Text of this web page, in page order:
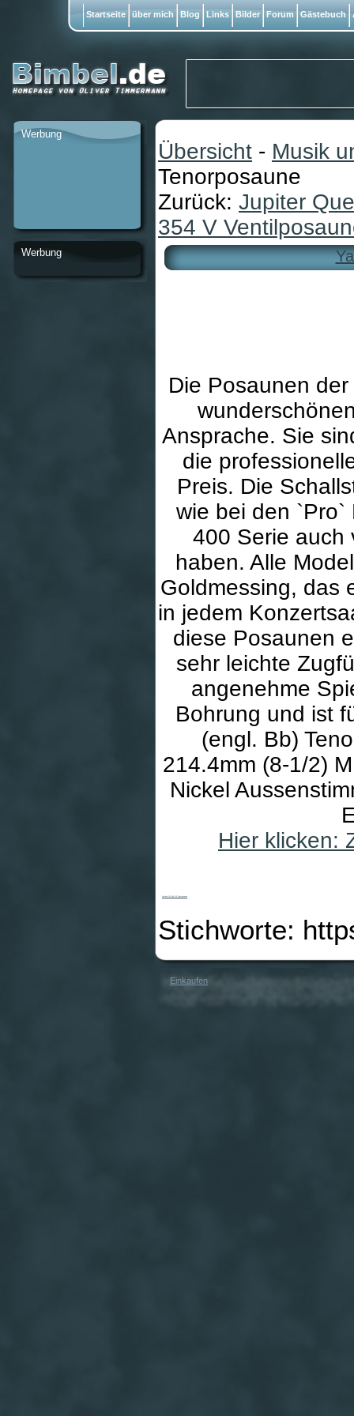
Übersicht - Musik
Tenorposaune
Zurück: Jupiter
354 V
Die Posaunen
Ansprache. Sie
die
Preis. Die
wie bei den
400 Serie auch
haben. Alle
Goldmessing, das
in jedem
diese Posaunen
sehr leichte
angenehme
Bohrung und ist
(engl. Bb)
214.4mm (8-1/2)
Nickel
Hier klicken:
Stichworte:
Einkaufen
Werbung
Werbung
Startseite über mich Blog Links Bilder Forum Gästebuch